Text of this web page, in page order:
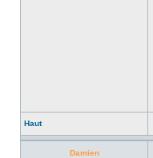
Haut
Damien